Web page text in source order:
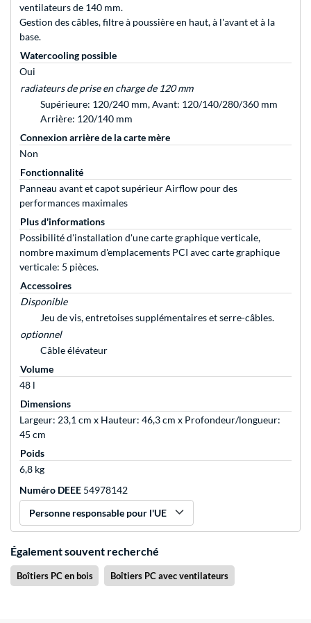
ventilateurs de 140 mm.
Gestion des câbles, filtre à poussière en haut, à l'avant et à la
base.
Watercooling possible
Oui
radiateurs de prise en charge de 120 mm
Supérieure: 120/240 mm, Avant: 120/140/280/360 mm
Arrière: 120/140 mm
Connexion arrière de la carte mère
Non
Fonctionnalité
Panneau avant et capot supérieur Airflow pour des
performances maximales
Plus d'informations
Possibilité d'installation d'une carte graphique verticale,
nombre maximum d'emplacements PCI avec carte graphique
verticale: 5 pièces.
Accessoires
Disponible
Jeu de vis, entretoises supplémentaires et serre-câbles.
optionnel
Câble élévateur
Volume
48 l
Dimensions
Largeur: 23,1 cm x Hauteur: 46,3 cm x Profondeur/longueur:
45 cm
Poids
6,8 kg
Numéro DEEE 54978142
Personne responsable pour l'UE
Également souvent recherché
Boîtiers PC en bois Boîtiers PC avec ventilateurs